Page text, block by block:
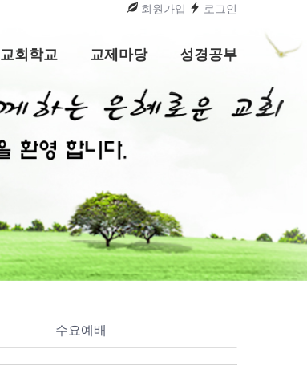
회원가입 로그인
교회학교 교제마당 성경공부
수요예배